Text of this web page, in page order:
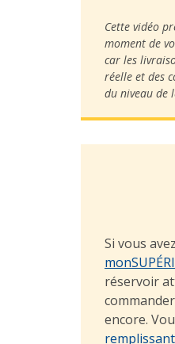
Cette vidéo
moment de
car les
réelle et des
du niveau de
Si vous
réservoir
encore.